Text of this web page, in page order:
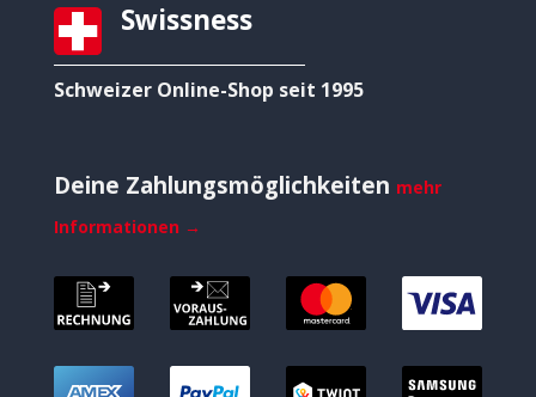
Swissness
Schweizer Online-Shop seit 1995
Deine Zahlungsmöglichkeiten mehr
Informationen →